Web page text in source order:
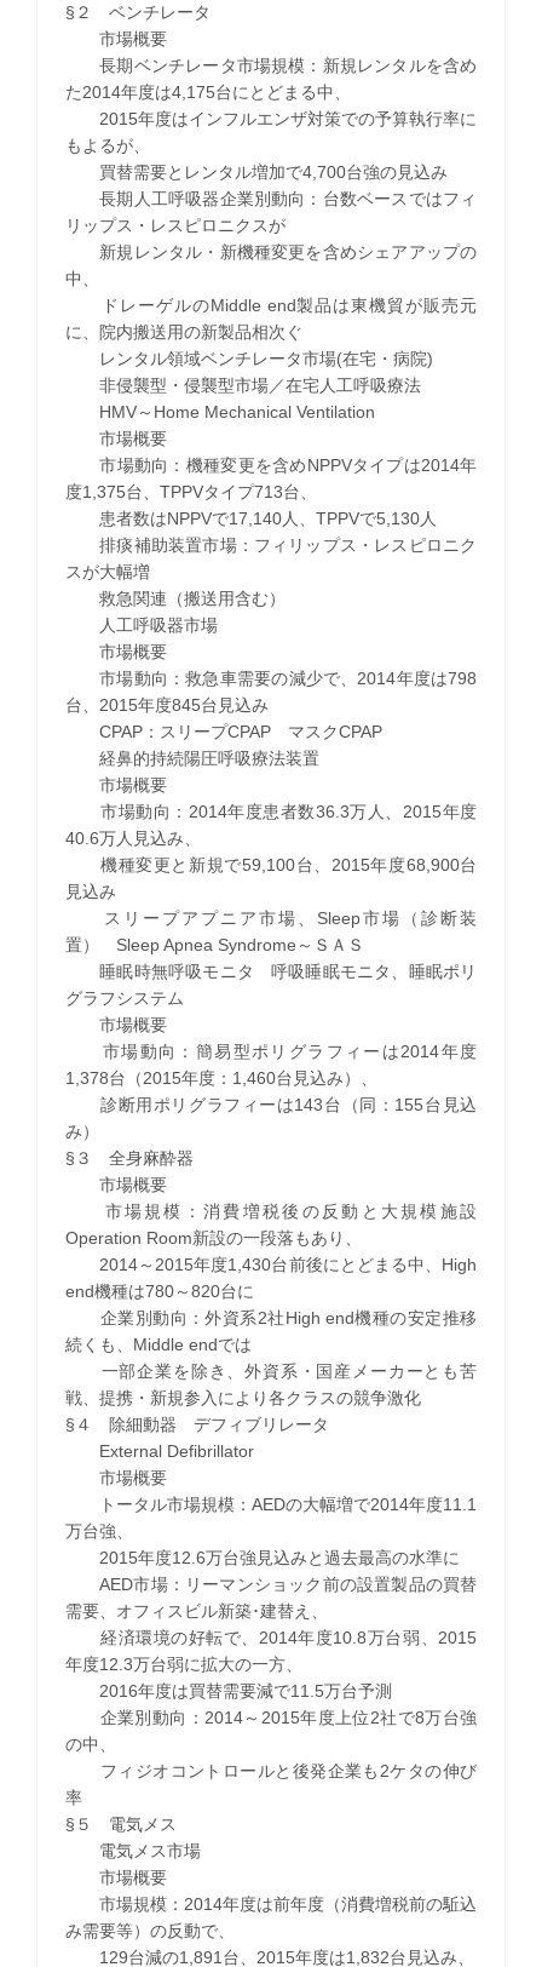
§２ ベンチレータ
市場概要
長期ベンチレータ市場規模：新規レンタルを含め
た2014年度は4,175台にとどまる中、
2015年度はインフルエンザ対策での予算執行率に
もよるが、
買替需要とレンタル増加で4,700台強の見込み
長期人工呼吸器企業別動向：台数ベースではフィ
リップス・レスピロニクスが
新規レンタル・新機種変更を含めシェアアップの
中、
ドレーゲルのMiddle end製品は東機貿が販売元
に、院内搬送用の新製品相次ぐ
レンタル領域ベンチレータ市場(在宅・病院)
非侵襲型・侵襲型市場／在宅人工呼吸療法
HMV～Home Mechanical Ventilation
市場概要
市場動向：機種変更を含めNPPVタイプは2014年
度1,375台、TPPVタイプ713台、
患者数はNPPVで17,140人、TPPVで5,130人
排痰補助装置市場：フィリップス・レスピロニク
スが大幅増
救急関連（搬送用含む）
人工呼吸器市場
市場概要
市場動向：救急車需要の減少で、2014年度は798
台、2015年度845台見込み
CPAP：スリープCPAP マスクCPAP
経鼻的持続陽圧呼吸療法装置
市場概要
市場動向：2014年度患者数36.3万人、2015年度
40.6万人見込み、
機種変更と新規で59,100台、2015年度68,900台
見込み
スリープアプニア市場、Sleep市場（診断装
置） Sleep Apnea Syndrome～ＳＡＳ
睡眠時無呼吸モニタ 呼吸睡眠モニタ、睡眠ポリ
グラフシステム
市場概要
市場動向：簡易型ポリグラフィーは2014年度
1,378台（2015年度：1,460台見込み）、
診断用ポリグラフィーは143台（同：155台見込
み）
§３ 全身麻酔器
市場概要
市場規模：消費増税後の反動と大規模施設
Operation Room新設の一段落もあり、
2014～2015年度1,430台前後にとどまる中、High
end機種は780～820台に
企業別動向：外資系2社High end機種の安定推移
続くも、Middle endでは
一部企業を除き、外資系・国産メーカーとも苦
戦、提携・新規参入により各クラスの競争激化
§４ 除細動器 デフィブリレータ
External Defibrillator
市場概要
トータル市場規模：AEDの大幅増で2014年度11.1
万台強、
2015年度12.6万台強見込みと過去最高の水準に
AED市場：リーマンショック前の設置製品の買替
需要、オフィスビル新築･建替え、
経済環境の好転で、2014年度10.8万台弱、2015
年度12.3万台弱に拡大の一方、
2016年度は買替需要減で11.5万台予測
企業別動向：2014～2015年度上位2社で8万台強
の中、
フィジオコントロールと後発企業も2ケタの伸び
率
§５ 電気メス
電気メス市場
市場概要
市場規模：2014年度は前年度（消費増税前の駈込
み需要等）の反動で、
129台減の1,891台、2015年度は1,832台見込み、